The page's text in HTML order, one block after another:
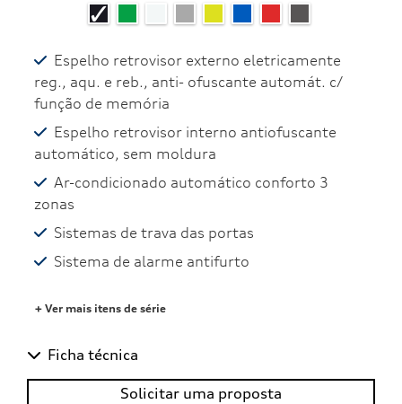
Espelho retrovisor externo eletricamente
reg., aqu. e reb., anti- ofuscante automát. c/
função de memória
Espelho retrovisor interno antiofuscante
automático, sem moldura
Ar-condicionado automático conforto 3
zonas
Sistemas de trava das portas
Sistema de alarme antifurto
+ Ver mais itens de série
Ficha técnica
Solicitar uma proposta